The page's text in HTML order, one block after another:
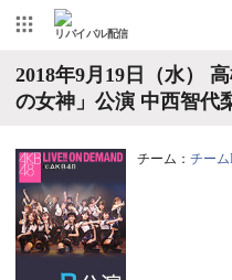
リバイバル配信
2018年9月19日（水）
の女神」公演 中西智代
チーム： チーム